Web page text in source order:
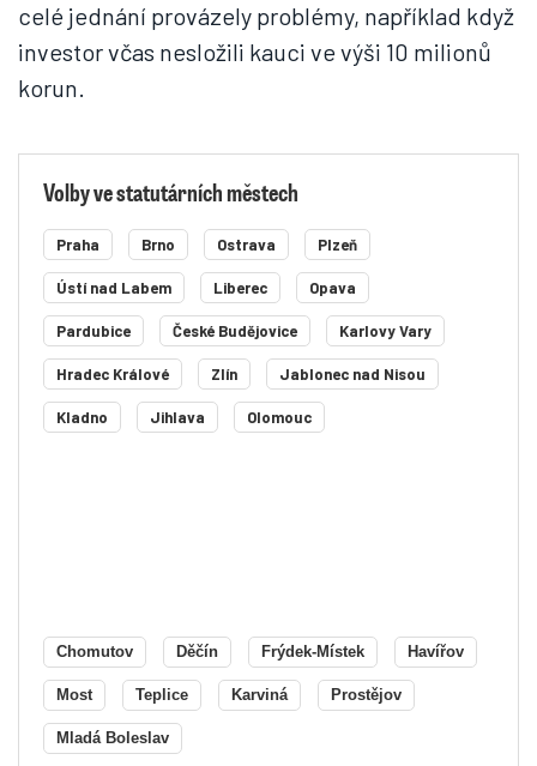
celé jednání provázely problémy, například když
investor včas nesložili kauci ve výši 10 milionů
korun.
Volby ve statutárních městech
Praha Brno Ostrava Plzeň
Ústí nad Labem Liberec Opava
Pardubice České Budějovice Karlovy Vary
Hradec Králové Zlín Jablonec nad Nisou
Kladno Jihlava Olomouc
Chomutov Děčín Frýdek-Místek Havířov
Most Teplice Karviná Prostějov
Mladá Boleslav